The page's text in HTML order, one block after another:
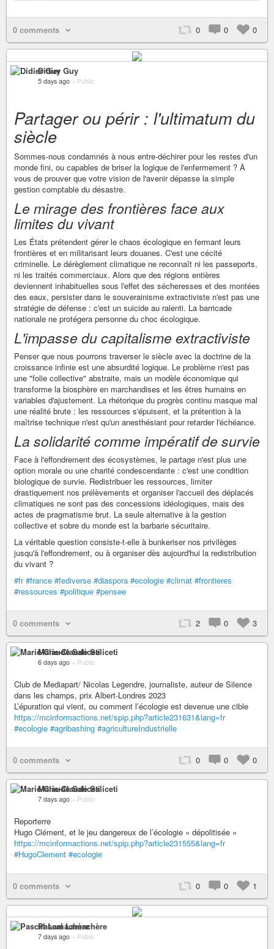
0 comments 0 0 0
Didier Guy
5 days ago – Public
Partager ou périr : l'ultimatum du
siècle
Sommes-nous condamnés à nous entre-déchirer pour les restes d'un
monde fini, ou capables de briser la logique de l'enfermement ? À
vous de prouver que votre vision de l'avenir dépasse la simple
gestion comptable du désastre.
Le mirage des frontières face aux
limites du vivant
Les États prétendent gérer le chaos écologique en fermant leurs
frontières et en militarisant leurs douanes. C'est une cécité
criminelle. Le dérèglement climatique ne reconnaît ni les passeports,
ni les traités commerciaux. Alors que des régions entières
deviennent inhabituelles sous l'effet des sécheresses et des montées
des eaux, persister dans le souverainisme extractiviste n'est pas une
stratégie de défense : c'est un suicide au ralenti. La barricade
nationale ne protégera personne du choc écologique.
L'impasse du capitalisme extractiviste
Penser que nous pourrons traverser le siècle avec la doctrine de la
croissance infinie est une absurdité logique. Le problème n'est pas
une "folie collective" abstraite, mais un modèle économique qui
transforme la biosphère en marchandises et les êtres humains en
variables d'ajustement. La rhétorique du progrès continu masque mal
une réalité brute : les ressources s'épuisent, et la prétention à la
maîtrise technique n'est qu'un anesthésiant pour retarder l'échéance.
La solidarité comme impératif de survie
Face à l'effondrement des écosystèmes, le partage n'est plus une
option morale ou une charité condescendante : c'est une condition
biologique de survie. Redistribuer les ressources, limiter
drastiquement nos prélèvements et organiser l'accueil des déplacés
climatiques ne sont pas des concessions idéologiques, mais des
actes de pragmatisme brut. La seule alternative à la gestion
collective et sobre du monde est la barbarie sécuritaire.
La véritable question consiste-t-elle à bunkeriser nos privilèges
jusqu'à l'effondrement, ou à organiser dès aujourd'hui la redistribution
du vivant ?
#fr #france #fediverse #diaspora #ecologie #climat #frontieres
#ressources #politique #pensee
0 comments 2 0 3
Marie-Claude Saliceti
6 days ago – Public
Club de Mediapart/ Nicolas Legendre, journaliste, auteur de Silence
dans les champs, prix Albert-Londres 2023
L’épuration qui vient, ou comment l’écologie est devenue une cible
https://mcinformactions.net/spip.php?article231631&lang=fr
#ecologie #agribashing #agricultureIndustrielle
0 comments 0 0 0
Marie-Claude Saliceti
7 days ago – Public
Reporterre
Hugo Clément, et le jeu dangereux de l’écologie « dépolitisée »
https://mcinformactions.net/spip.php?article231555&lang=fr
#HugoClement #ecologie
0 comments 0 0 1
Pascal Lamachère
7 days ago – Public